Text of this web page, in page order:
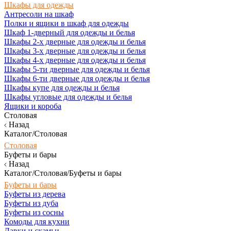
Шкафы для одежды
Антресоли на шкаф
Полки и ящики в шкаф для одежды
Шкаф 1-дверный для одежды и белья
Шкафы 2-х дверные для одежды и белья
Шкафы 3-х дверные для одежды и белья
Шкафы 4-х дверные для одежды и белья
Шкафы 5-ти дверные для одежды и белья
Шкафы 6-ти дверные для одежды и белья
Шкафы купе для одежды и белья
Шкафы угловые для одежды и белья
Ящики и короба
Столовая
Назад
Каталог/Столовая
Столовая
Буфеты и бары
Назад
Каталог/Столовая/Буфеты и бары
Буфеты и бары
Буфеты из дерева
Буфеты из дуба
Буфеты из сосны
Комоды для кухни